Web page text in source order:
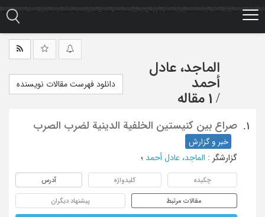
Skip
الماجد، عادل
أحمد
/ 1 مقاله
دانلود فهرست مقالات نویسنده
1. صراع بین کنیستین الخلفیة الدینیة لضرب الصرب
خبر و گزارش
گزارشگر : الماجد، عادل أحمد ؛
چکیده کلیدواژه آدرس
مقالات مرتبط پیشنهاد دیگران